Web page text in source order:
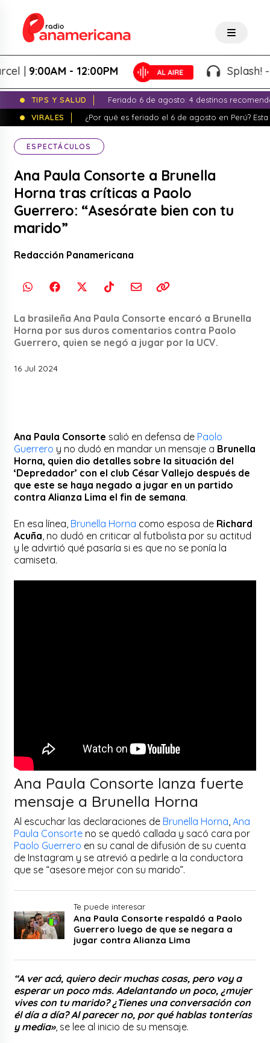
9:00AM - 12:00PM Splash! -
TIPS Y SALUD
Feriado 6 de agosto: 4 destinos
VIRALES
¿Por qué es feriado el 6 de agosto en Perú?
ESPECTÁCULOS
Ana Paula Consorte a Brunella
Horna tras críticas a Paolo
Guerrero: “Asesórate bien con tu
marido”
Redacción Panamericana
La brasileña Ana Paula Consorte encaró a Brunella
Horna por sus duros comentarios contra Paolo
Guerrero, quien se negó a jugar por la UCV.
16 Jul 2024
Ana Paula Consorte salió en defensa de Paolo
Guerrero y no dudó en mandar un mensaje a Brunella
Horna, quien dio detalles sobre la situación del
‘Depredador’ con el club César Vallejo después de
que este se haya negado a jugar en un partido
contra Alianza Lima el fin de semana.
En esa línea, Brunella Horna como esposa de Richard
Acuña, no dudó en criticar al futbolista por su actitud
y le advirtió qué pasaría si es que no se ponía la
camiseta.
Ana Paula Consorte lanza fuerte
mensaje a Brunella Horna
Al escuchar las declaraciones de Brunella Horna, Ana
Paula Consorte no se quedó callada y sacó cara por
Paolo Guerrero en su canal de difusión de su cuenta
de Instagram y se atrevió a pedirle a la conductora
que se “asesore mejor con su marido”.
Te puede interesar
Ana Paula Consorte respaldó a Paolo
Guerrero luego de que se negara a
jugar contra Alianza Lima
“A ver acá, quiero decir muchas cosas, pero voy a
esperar un poco más. Adelantando un poco, ¿mujer
vives con tu marido? ¿Tienes una conversación con
él día a día? Al parecer no, por qué hablas tonterías
y media», se lee al inicio de su mensaje.